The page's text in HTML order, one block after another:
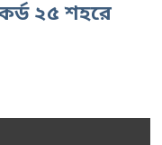
২৫ শহরে